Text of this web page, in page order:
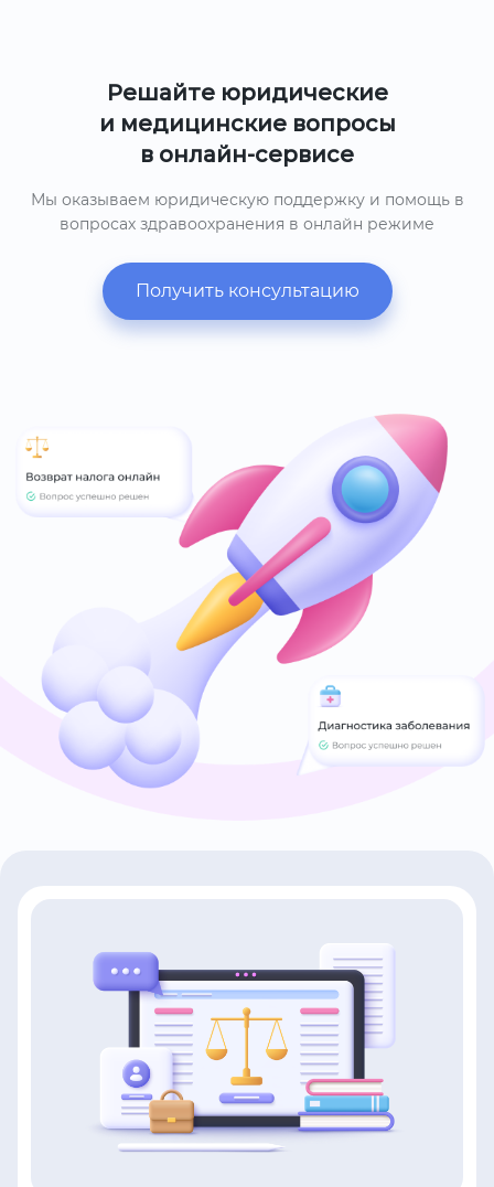
Решайте юридические
и медицинские вопросы
в онлайн-сервисе
Мы оказываем юридическую поддержку и помощь в
вопросах здравоохранения в онлайн режиме
Получить консультацию